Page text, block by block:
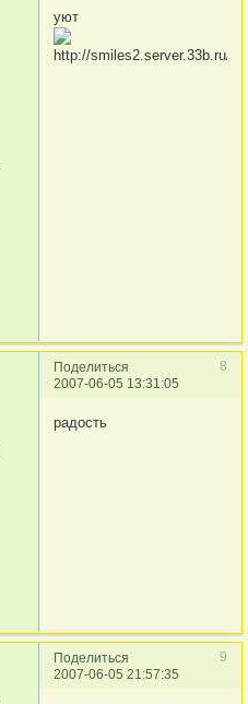
уют
Поделиться
8
2007-06-05 13:31:05
радость
Поделиться
9
2007-06-05 21:57:35